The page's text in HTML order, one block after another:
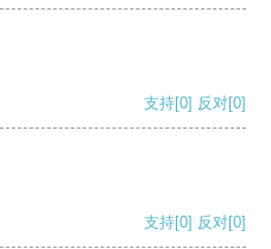
支持[0] 反对[0]
支持[0] 反对[0]